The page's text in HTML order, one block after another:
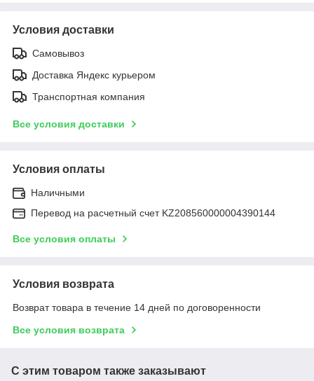
Условия доставки
Самовывоз
Доставка Яндекс курьером
Транспортная компания
Все условия доставки
Условия оплаты
Наличными
Перевод на расчетный счет KZ208560000004390144
Все условия оплаты
Условия возврата
Возврат товара в течение 14 дней по договоренности
Все условия возврата
С этим товаром также заказывают